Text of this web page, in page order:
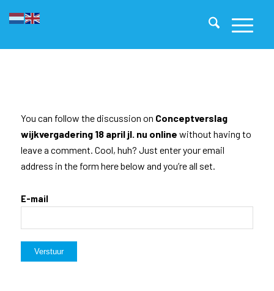
You can follow the discussion on Conceptverslag
wijkvergadering 18 april jl. nu online without having to
leave a comment. Cool, huh? Just enter your email
address in the form here below and you’re all set.
E-mail